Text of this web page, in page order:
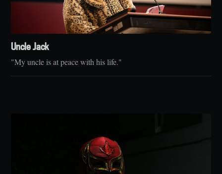
Uncle Jack
"My uncle is at peace with his life."